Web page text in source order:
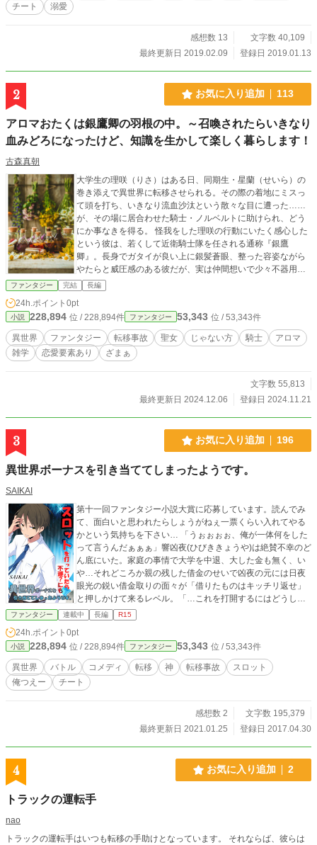
チート
溺愛
感想数 13
文字数 40,109
最終更新日 2019.02.09
登録日 2019.01.13
2 お気に入り追加 113
アロマおたくは銀鷹卿の羽根の中。～召喚されたらいきなり
血みどろになったけど、知識を生かして楽しく暮らします！
古森真朝
大学生の理咲（りさ）はある日、同期生・星蘭（せいら）の
巻き添えで異世界に転移させられる。その際の着地にミスっ
て頭を打ち、いきなり流血沙汰という散々な目に遭った……
が、その場に居合わせた騎士・ノルベルトに助けられ、どう
にか事なきを得る。 怪我をした理咲の行動にいたく感心した
という彼は、若くして近衛騎士隊を任される通称『銀鷹
卿』。長身でガタイが良い上に銀髪蒼眼、整った容姿ながら
やたらと威圧感のある彼だが、実は仲間想いで少々不器用、
ついでに万年肩凝り頭痛持ちという、微笑ましい一面も持っ
ていた。 世話になったお礼に、理咲の持ち込んだ趣味グッズ
でアロマテラピーをしたところ、何故か立ちどころに不調が
癒えてしまう。その後に試したノルベルトの部下たちも同様
で、ここに来て『じゃない方』の召喚者と思われた理咲の特
技が判明することに。 『この世界、アロマテラピーがめっっ
っっちゃ効くんだけど！？！』 趣味で極めた一芸は、異世界
つつ、そこそこ付き合いの長い知人たちもびっくりの溺愛を
見せるノルベルトの想いは伝わるのか。その背景で渦巻く、
ファンタジー 完結 長編
24h.ポイント 0pt
小説 228,894 位 / 228,894件 ファンタジー 53,343 位 / 53,343件
異世界 ファンタジー 転移事故 聖女 じゃない方 騎士
アロマ
雑学
恋愛要素あり ざまぁ
文字数 55,813
最終更新日 2024.12.06
登録日 2024.11.21
3 お気に入り追加 196
異世界ボーナスを引き当ててしまったようです。
SAIKAI
第十一回ファンタジー小説大賞に応募しています。読んでみ
て、面白いと思われたらしょうがねぇ一票くらい入れてやる
かという気持ちを下さい… 「うぉぉぉぉ、俺が一体何をした
って言うんだぁぁぁ」響凶夜(ひびききょうや)は絶賛不幸のど
ん底にいた。家庭の事情で大学を中退、大した金も無く、い
や…それどころか親の残した借金のせいで凶夜の元には日夜
眼光の鋭い借金取りの面々が「借りたものはキッチリ返せ」
と押しかけて来るレベル。「…これを打開するにはどうした
らいいんだ…そうだスロットだ！ これしかない…一発当て
て借金なんて完済してやるぜっ…」ごくり、と喉を鳴らし あ
まり深く考えずスロットに全てをかける。 しかし、それは異
世界への入り口だった。 そこで出会ったのは、厨二病を拗ら
せた魔眼マニアや、頭が可哀想な自称魔物使いの少女の面々
…。「俺は一体どーなっちまうんだ？そしてここはどこなん
だぁぁぁぁーーーー！」異世界バトルコメディです！ ※小説
ファンタジー 連載中 長編 R15
24h.ポイント 0pt
小説 228,894 位 / 228,894件 ファンタジー 53,343 位 / 53,343件
異世界 バトル コメディ 転移 神 転移事故
スロット
俺つえー
チート
感想数 2
文字数 195,379
最終更新日 2021.01.25
登録日 2017.04.30
4 お気に入り追加 2
トラックの運転手
nao
トラックの運転手はいつも転移の手助けとなっています。 それならば、彼らは